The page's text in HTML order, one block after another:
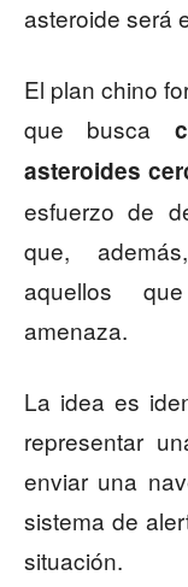
asteroide será
El plan chino
que busca
asteroides
esfuerzo de
que,
aquellos
amenaza.
La idea es
representar
enviar una
sistema de
situación.